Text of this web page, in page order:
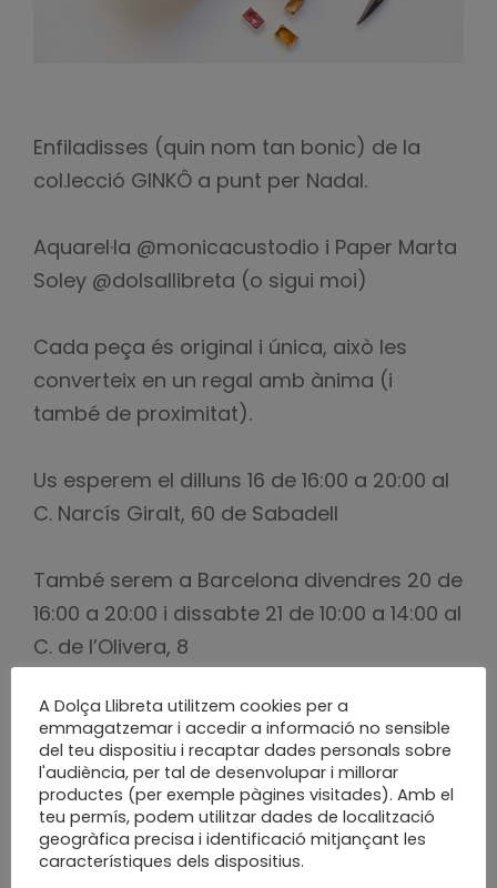
Enfiladisses (quin nom tan bonic) de la
col.lecció GINKÔ a punt per Nadal.
Aquarel·la @monicacustodio i Paper Marta
Soley @dolsallibreta (o sigui moi)
Cada peça és original i única, això les
converteix en un regal amb ànima (i
també de proximitat).
Us esperem el dilluns 16 de 16:00 a 20:00 al
C. Narcís Giralt, 60 de Sabadell
També serem a Barcelona divendres 20 de
16:00 a 20:00 i dissabte 21 de 10:00 a 14:00 al
C. de l’Olivera, 8
També les trobareu a
www.monicacustodio/shop
Ens agradarà si veniu
A Dolça Llibreta utilitzem cookies per a
emmagatzemar i accedir a informació no sensible
del teu dispositiu i recaptar dades personals sobre
l'audiència, per tal de desenvolupar i millorar
productes (per exemple pàgines visitades). Amb el
teu permís, podem utilitzar dades de localització
geogràfica precisa i identificació mitjançant les
característiques dels dispositius.